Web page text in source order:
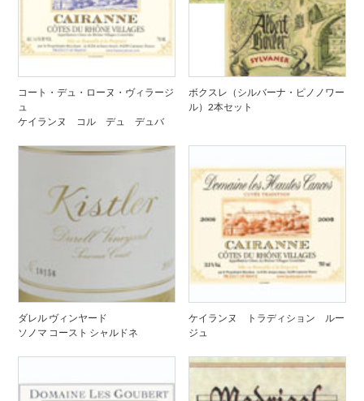
コート・デュ・ローヌ・ヴィラージ
ュ
ケイランヌ コル デュ デュバ
ボクスレ（シルバーナ・ピノノワー
ル）2本セット
ダレル ヴィンヤード
ソノマ コースト シャルドネ
ケイランヌ トラディション ルー
ジュ